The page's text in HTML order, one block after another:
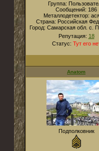
Группа:
Сообщений: 186
Металлодетектор:
Страна: Российская
Город: Самарская обл. с.
Репутация: 18
Статус: Тут его
Anatom
Подполковник